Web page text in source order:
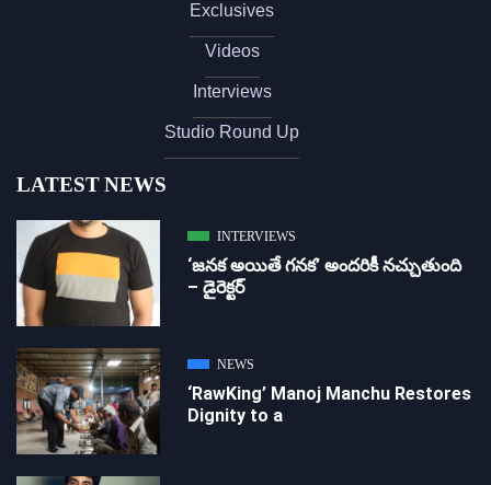
Exclusives
Videos
Interviews
Studio Round Up
LATEST NEWS
INTERVIEWS
‘జ‌న‌క అయితే గ‌న‌క‌’ అందరికీ నచ్చుతుంది
– డైరెక్ట‌ర్
NEWS
‘RawKing’ Manoj Manchu Restores
Dignity to a